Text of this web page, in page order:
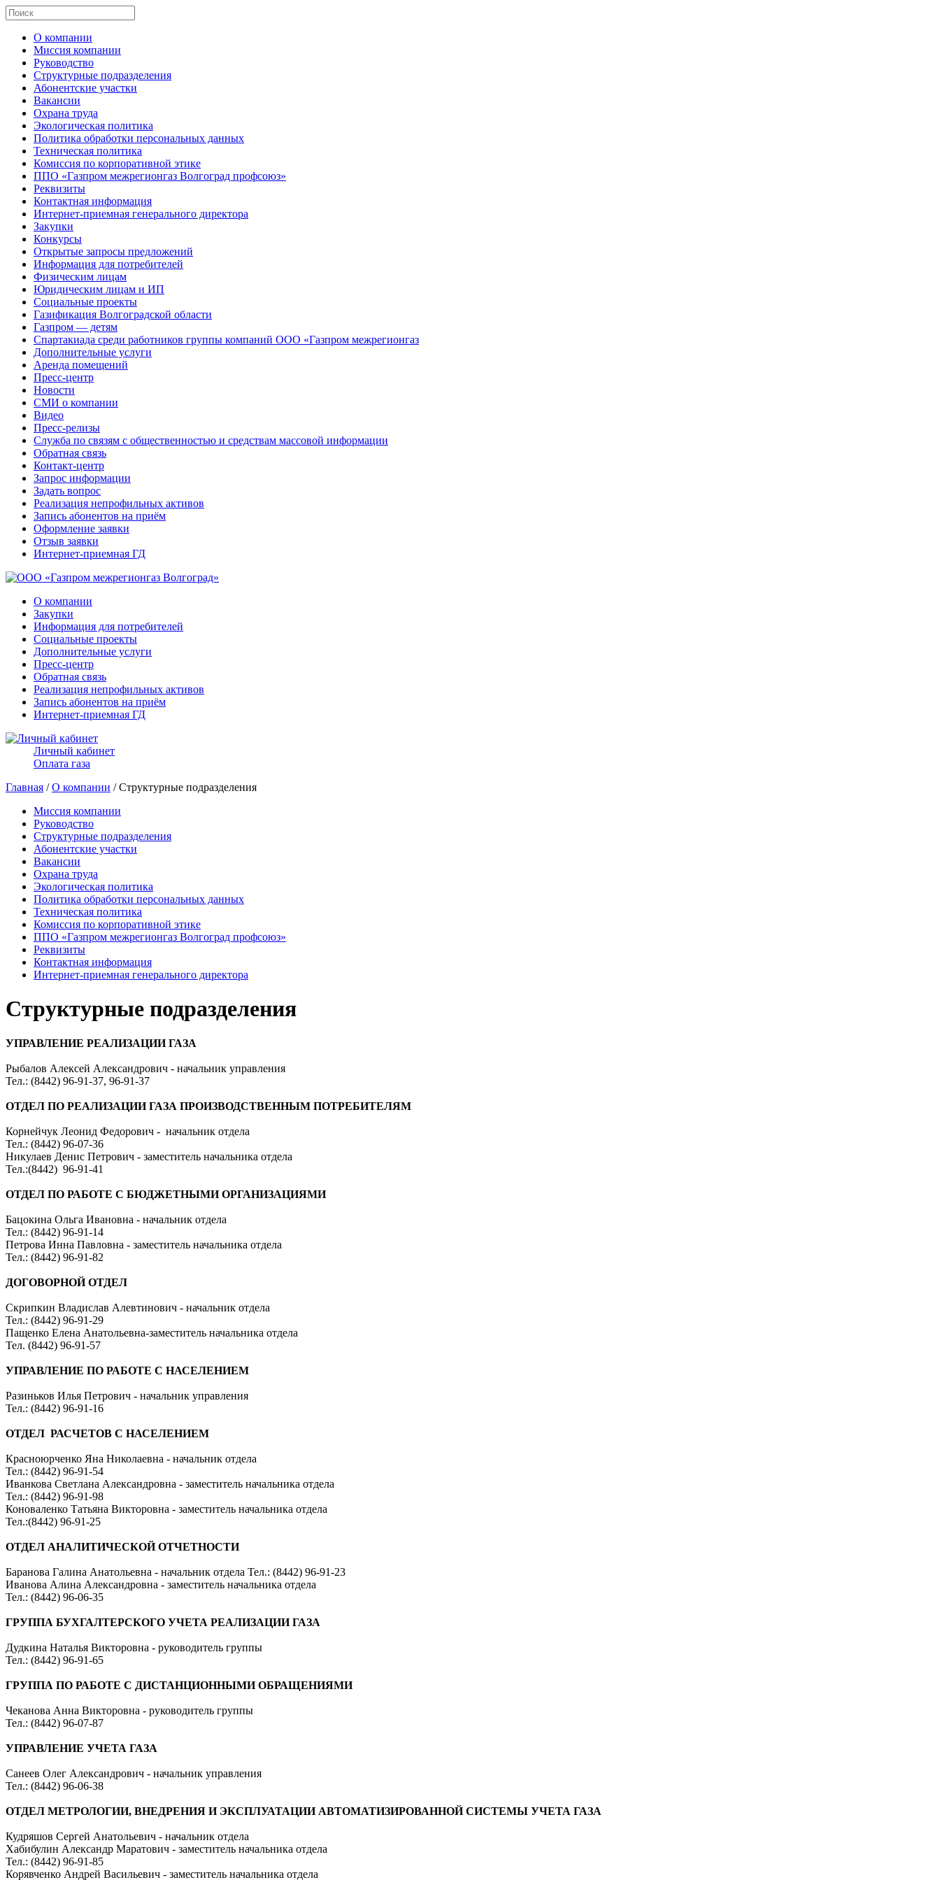
О компании
Миссия компании
Руководство
Структурные подразделения
Абонентские участки
Вакансии
Охрана труда
Экологическая политика
Политика обработки персональных данных
Техническая политика
Комиссия по корпоративной этике
ППО «Газпром межрегионгаз Волгоград профсоюз»
Реквизиты
Контактная информация
Интернет-приемная генерального директора
Закупки
Конкурсы
Открытые запросы предложений
Информация для потребителей
Физическим лицам
Юридическим лицам и ИП
Социальные проекты
Газификация Волгоградской области
Газпром — детям
Спартакиада среди работников группы компаний ООО «Газпром межрегионгаз
Дополнительные услуги
Аренда помещений
Пресс-центр
Новости
СМИ о компании
Видео
Пресс-релизы
Служба по связям с общественностью и средствам массовой информации
Обратная связь
Контакт-центр
Запрос информации
Задать вопрос
Реализация непрофильных активов
Запись абонентов на приём
Оформление заявки
Отзыв заявки
Интернет-приемная ГД
О компании
Закупки
Информация для потребителей
Социальные проекты
Дополнительные услуги
Пресс-центр
Обратная связь
Реализация непрофильных активов
Запись абонентов на приём
Интернет-приемная ГД
Личный кабинет
Оплата газа
Главная /О компании / Структурные подразделения
Миссия компании
Руководство
Структурные подразделения
Абонентские участки
Вакансии
Охрана труда
Экологическая политика
Политика обработки персональных данных
Техническая политика
Комиссия по корпоративной этике
ППО «Газпром межрегионгаз Волгоград профсоюз»
Реквизиты
Контактная информация
Интернет-приемная генерального директора
Структурные подразделения
УПРАВЛЕНИЕ РЕАЛИЗАЦИИ ГАЗА
Рыбалов Алексей Александрович - начальник управления
Тел.: (8442) 96-91-37, 96-91-37
ОТДЕЛ ПО РЕАЛИЗАЦИИ ГАЗА ПРОИЗВОДСТВЕННЫМ ПОТРЕБИТЕЛЯМ
Корнейчук Леонид Федорович - начальник отдела
Тел.: (8442) 96-07-36
Никулаев Денис Петрович - заместитель начальника отдела
Тел.:(8442) 96-91-41
ОТДЕЛ ПО РАБОТЕ С БЮДЖЕТНЫМИ ОРГАНИЗАЦИЯМИ
Бацокина Ольга Ивановна - начальник отдела
Тел.: (8442) 96-91-14
Петрова Инна Павловна - заместитель начальника отдела
Тел.: (8442) 96-91-82
ДОГОВОРНОЙ ОТДЕЛ
Скрипкин Владислав Алевтинович - начальник отдела
Тел.: (8442) 96-91-29
Пащенко Елена Анатольевна-заместитель начальника отдела
Тел. (8442) 96-91-57
УПРАВЛЕНИЕ ПО РАБОТЕ С НАСЕЛЕНИЕМ
Разиньков Илья Петрович - начальник управления
Тел.: (8442) 96-91-16
ОТДЕЛ РАСЧЕТОВ С НАСЕЛЕНИЕМ
Красноюрченко Яна Николаевна - начальник отдела
Тел.: (8442) 96-91-54
Иванкова Светлана Александровна - заместитель начальника отдела
Тел.: (8442) 96-91-98
Коноваленко Татьяна Викторовна - заместитель начальника отдела
Тел.:(8442) 96-91-25
ОТДЕЛ АНАЛИТИЧЕСКОЙ ОТЧЕТНОСТИ
Баранова Галина Анатольевна - начальник отдела Тел.: (8442) 96-91-23
Иванова Алина Александровна - заместитель начальника отдела
Тел.: (8442) 96-06-35
ГРУППА БУХГАЛТЕРСКОГО УЧЕТА РЕАЛИЗАЦИИ ГАЗА
Дудкина Наталья Викторовна - руководитель группы
Тел.: (8442) 96-91-65
ГРУППА ПО РАБОТЕ С ДИСТАНЦИОННЫМИ ОБРАЩЕНИЯМИ
Чеканова Анна Викторовна - руководитель группы
Тел.: (8442) 96-07-87
УПРАВЛЕНИЕ УЧЕТА ГАЗА
Санеев Олег Александрович - начальник управления
Тел.: (8442) 96-06-38
ОТДЕЛ МЕТРОЛОГИИ, ВНЕДРЕНИЯ И ЭКСПЛУАТАЦИИ АВТОМАТИЗИРОВАННОЙ СИСТЕМЫ УЧЕТА ГАЗА
Кудряшов Сергей Анатольевич - начальник отдела
Хабибулин Александр Маратович - заместитель начальника отдела
Тел.: (8442) 96-91-85
Корявченко Андрей Васильевич - заместитель начальника отдела